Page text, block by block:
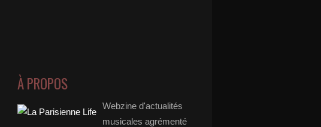
À PROPOS
Webzine d'actualités
musicales agrémenté